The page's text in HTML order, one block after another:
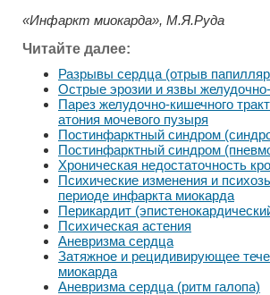
«Инфаркт миокарда», М.Я.Руда
Читайте далее:
Разрывы сердца (отрыв
Острые эрозии и язвы
Парез желудочно-кишечного
атония мочевого пузыря
Постинфарктный синдром
Постинфарктный синдром
Хроническая недостаточность
Психические изменения и
периоде инфаркта миокарда
Перикардит
Психическая астения
Аневризма сердца
Затяжное и рецидивирующее
миокарда
Аневризма сердца (ритм галопа)